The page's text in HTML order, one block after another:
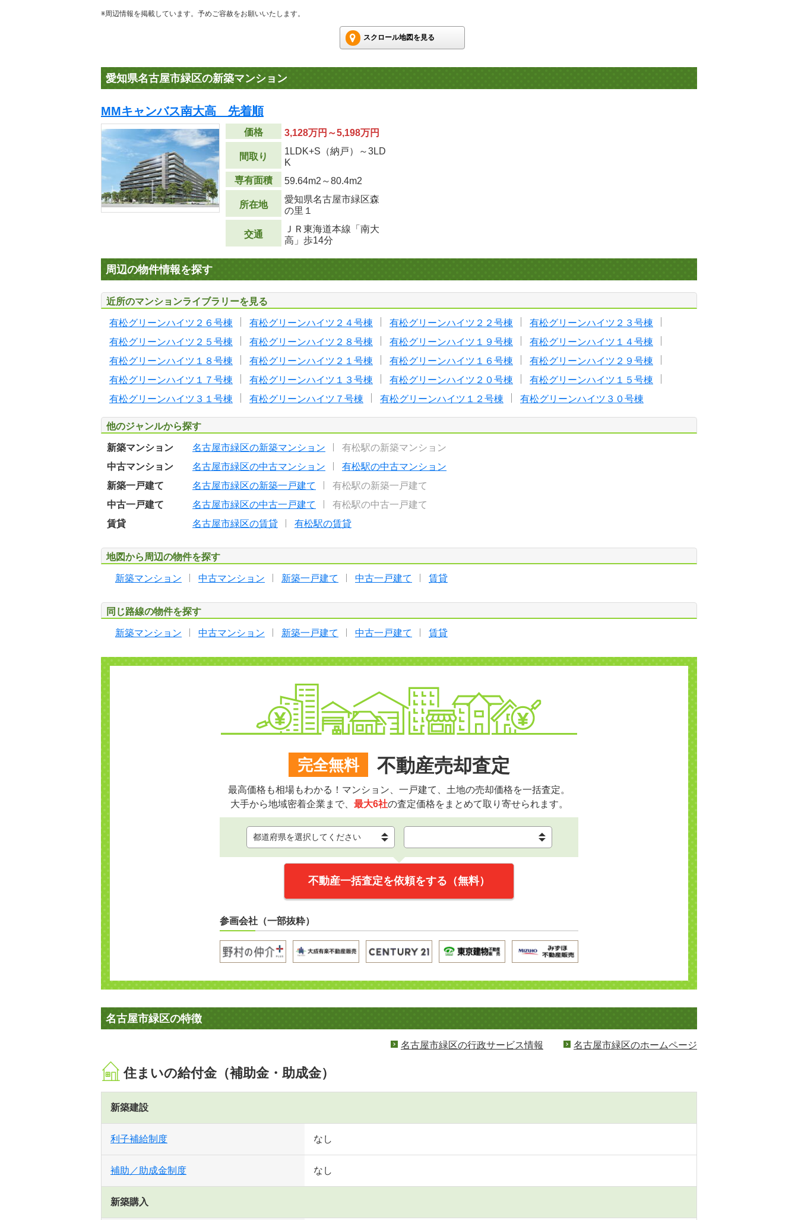
※周辺情報を掲載しています。予めご容赦をお願いいたします。
スクロール地図を見る
愛知県名古屋市緑区の新築マンション
MMキャンバス南大高 先着順
価格 3,128万円～5,198万円
間取り
1LDK+S（納戸）～3LD
K
専有面積
59.64m2 ～80.4m2
所在地
愛知県名古屋市緑区森
の里１
交通
ＪＲ東海道本線「南大
高」歩14分
周辺の物件情報を探す
近所のマンションライブラリーを見る
有松グリーンハイツ２６号棟 有松グリーンハイツ２４号棟 有松グリーンハイツ２２号棟
有松グリーンハイツ２３号棟
有松グリーンハイツ２５号棟
有松グリーンハイツ２８号棟 有松グリーンハイツ１９号棟
有松グリーンハイツ１４号棟
有松グリーンハイツ１８号棟
有松グリーンハイツ２１号棟 有松グリーンハイツ１６号棟
有松グリーンハイツ２９号棟
有松グリーンハイツ１７号棟
有松グリーンハイツ１３号棟 有松グリーンハイツ２０号棟
有松グリーンハイツ１５号棟
有松グリーンハイツ３１号棟
有松グリーンハイツ７号棟 有松グリーンハイツ１２号棟 有松グリーンハイツ３０号棟
他のジャンルから探す
新築マンション 名古屋市緑区の新築マンション
有松駅の新築マンション
中古マンション
名古屋市緑区の中古マンション
有松駅の中古マンション
新築一戸建て
名古屋市緑区の新築一戸建て
有松駅の新築一戸建て
中古一戸建て
名古屋市緑区の中古一戸建て
有松駅の中古一戸建て
賃貸
名古屋市緑区の賃貸 有松駅の賃貸
地図から周辺の物件を探す
新築マンション 中古マンション 新築一戸建て 中古一戸建て 賃貸
同じ路線の物件を探す
新築マンション 中古マンション 新築一戸建て 中古一戸建て 賃貸
完全無料 不動産売却査定
最高価格も相場もわかる！マンション、一戸建て、土地の売却価格を一括査定。
大手から地域密着企業まで、 最大6社の査定価格をまとめて取り寄せられます。
不動産一括査定を依頼をする（無料）
参画会社（一部抜粋）
名古屋市緑区の特徴
名古屋市緑区の行政サービス情報 名古屋市緑区のホームページ
住まいの給付金（補助金・助成金）
新築建設
利子補給制度 なし
補助／助成金制度 なし
新築購入